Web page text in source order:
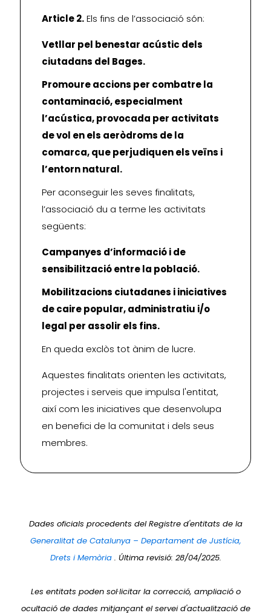
Article 2.Els fins de l’associació són:
Vetllar pel benestar acústic dels
ciutadans del Bages.
Promoure accions per combatre la
contaminació, especialment
l’acústica, provocada per activitats
de vol en els aeròdroms de la
comarca, que perjudiquen els veïns i
l’entorn natural.
Per aconseguir les seves finalitats,
l’associació du a terme les activitats
següents:
Campanyes d’informació i de
sensibilització entre la població.
Mobilitzacions ciutadanes i iniciatives
de caire popular, administratiu i/o
legal per assolir els fins.
En queda exclòs tot ànim de lucre.
Aquestes finalitats orienten les activitats,
projectes i serveis que impulsa l'entitat,
així com les iniciatives que desenvolupa
en benefici de la comunitat i dels seus
membres.
Dades oficials procedents del Registre d'entitats de la
Generalitat de Catalunya – Departament de Justícia,
Drets i Memòria . Última revisió: 28/04/2025.
Les entitats poden sol·licitar la correcció, ampliació o
ocultació de dades mitjançant el servei d'actualització de